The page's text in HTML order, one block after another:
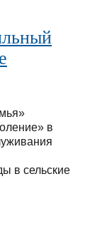
в
в сельские